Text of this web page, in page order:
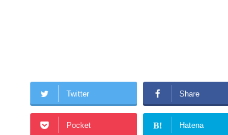
Twitter Share
Pocket B! Hatena